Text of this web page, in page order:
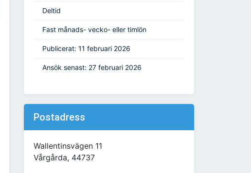
Deltid
Fast månads- vecko- eller timlön
Publicerat: 11 februari 2026
Ansök senast: 27 februari 2026
Postadress
Wallentinsvägen 11
Vårgårda, 44737